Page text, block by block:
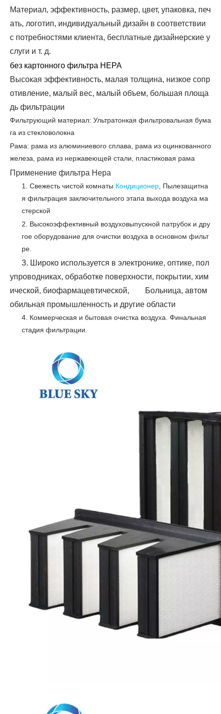
Материал, эффективность, размер, цвет, упаковка, печ
ать, логотип, индивидуальный дизайн в соответствии
с потребностями клиента, бесплатные дизайнерские у
слуги и т. д.
без картонного фильтра HEPA
Высокая эффективность, малая толщина, низкое сопр
отивление, малый вес, малый объем, большая площа
дь фильтрации
Фильтрующий материал: Ультратонкая фильтровальная бума
га из стекловолокна
Рама: рама из алюминиевого сплава, рама из оцинкованного
железа, рама из нержавеющей стали, пластиковая рама
Применение фильтра Hepa
1. Свежесть чистой комнаты Кондиционер , Пылезащитна
я фильтрация заключительного этапа выхода воздуха ма
стерской
2. Высокоэффективный воздуховыпускной патрубок и дру
гое оборудование для очистки воздуха в основном фильт
ре.
3. Широко используется в электронике, оптике, пол
упроводниках, обработке поверхности, покрытии, хим
ической, биофармацевтической, Больница, автом
обильная промышленность и другие области
4. Коммерческая и бытовая очистка воздуха. Финальная
стадия фильтрации.